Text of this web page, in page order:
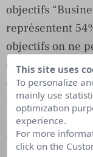
objectifs
représentent
objectifs on ne
ont toujours été
croissance
38% des CMO),
rentabilité… La
tendances
This site uses
To personalize
mainly use
optimization
experience.
For more
click on the